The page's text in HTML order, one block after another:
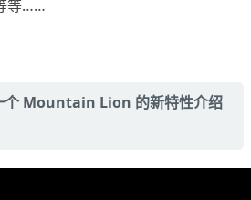
等……
个 Mountain Lion 的新特性介绍